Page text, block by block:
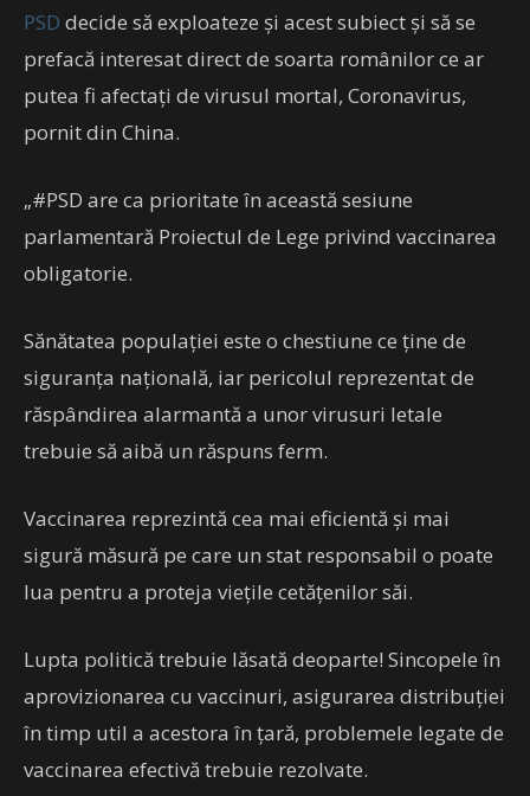
PSD decide să exploateze și acest subiect și să se
prefacă interesat direct de soarta românilor ce ar
putea fi afectați de virusul mortal, Coronavirus,
pornit din China.
„#PSD are ca prioritate în această sesiune
parlamentară Proiectul de Lege privind vaccinarea
obligatorie.
Sănătatea populației este o chestiune ce ține de
siguranța națională, iar pericolul reprezentat de
răspândirea alarmantă a unor virusuri letale
trebuie să aibă un răspuns ferm.
Vaccinarea reprezintă cea mai eficientă și mai
sigură măsură pe care un stat responsabil o poate
lua pentru a proteja viețile cetățenilor săi.
Lupta politică trebuie lăsată deoparte! Sincopele în
aprovizionarea cu vaccinuri, asigurarea distribuției
în timp util a acestora în țară, problemele legate de
vaccinarea efectivă trebuie rezolvate.